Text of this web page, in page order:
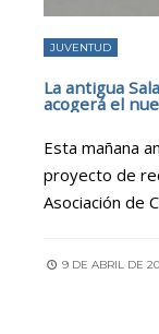
JUVENTUD
La antigua
acogerá el
Esta mañana
proyecto de
Asociación de
9 DE ABRIL DE